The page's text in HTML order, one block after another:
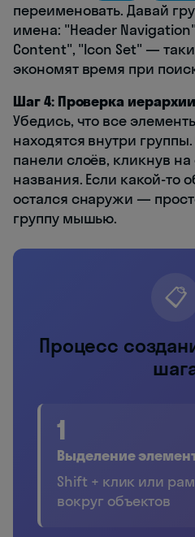
переименовать. Давай
имена: "Header
Content", "Icon Set" —
экономят время при
Шаг 4: Проверка иерархии
Убедись, что все
находятся внутри
панели слоёв, кликнув на
названия. Если какой-то
остался снаружи —
группу мышью.
📋
Процесс
1
Выделение
Shift + клик или
вокруг объектов